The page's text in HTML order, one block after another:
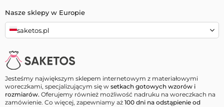
Jesteśmy największym sklepem internetowym z materiałowymi
woreczkami, specjalizującym się w setkach gotowych wzorów i
rozmiarów. Oferujemy również możliwość nadruku na woreczkach na
zamówienie. Co więcej, zapewniamy aż 100 dni na odstąpienie od
Nasze sklepy w Europie
saketos.pl